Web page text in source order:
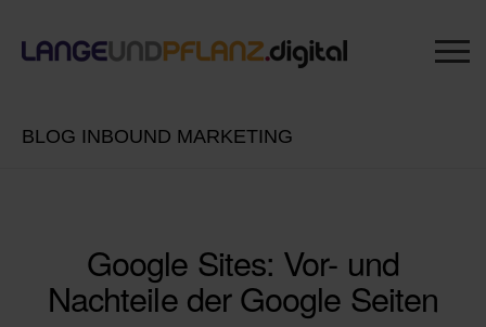
BLOG INBOUND MARKETING
Google Sites: Vor- und
Nachteile der Google Seiten